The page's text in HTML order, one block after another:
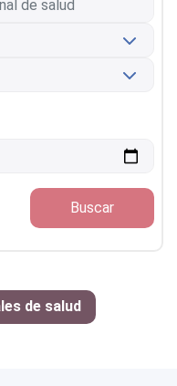
Buscar
de salud